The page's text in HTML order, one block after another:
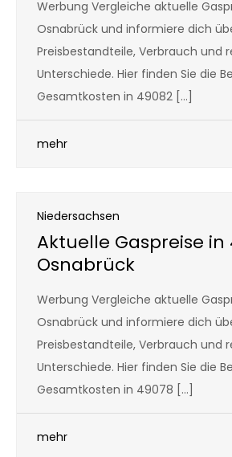
Werbung Vergleiche aktuelle
Osnabrück und informiere dich
Preisbestandteile, Verbrauch und
Unterschiede. Hier finden Sie die
Gesamtkosten in 49082 […]
mehr
Niedersachsen
Aktuelle Gaspreise in
Osnabrück
Werbung Vergleiche aktuelle
Osnabrück und informiere dich
Preisbestandteile, Verbrauch und
Unterschiede. Hier finden Sie die
Gesamtkosten in 49078 […]
mehr